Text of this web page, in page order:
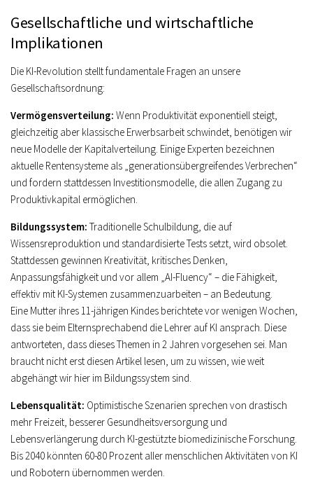
Gesellschaftliche und wirtschaftliche
Implikationen
Die KI-Revolution stellt fundamentale Fragen an unsere
Gesellschaftsordnung:
Vermögensverteilung: Wenn Produktivität exponentiell steigt,
gleichzeitig aber klassische Erwerbsarbeit schwindet, benötigen wir
neue Modelle der Kapitalverteilung. Einige Experten bezeichnen
aktuelle Rentensysteme als „generationsübergreifendes Verbrechen“
und fordern stattdessen Investitionsmodelle, die allen Zugang zu
Produktivkapital ermöglichen.
Bildungssystem: Traditionelle Schulbildung, die auf
Wissensreproduktion und standardisierte Tests setzt, wird obsolet.
Stattdessen gewinnen Kreativität, kritisches Denken,
Anpassungsfähigkeit und vor allem „AI-Fluency“ – die Fähigkeit,
effektiv mit KI-Systemen zusammenzuarbeiten – an Bedeutung.
Eine Mutter ihres 11-jährigen Kindes berichtete vor wenigen Wochen,
dass sie beim Elternsprechabend die Lehrer auf KI ansprach. Diese
antworteten, dass dieses Themen in 2 Jahren vorgesehen sei. Man
braucht nicht erst diesen Artikel lesen, um zu wissen, wie weit
abgehängt wir hier im Bildungssystem sind.
Lebensqualität: Optimistische Szenarien sprechen von drastisch
mehr Freizeit, besserer Gesundheitsversorgung und
Lebensverlängerung durch KI-gestützte biomedizinische Forschung.
Bis 2040 könnten 60-80 Prozent aller menschlichen Aktivitäten von KI
und Robotern übernommen werden.